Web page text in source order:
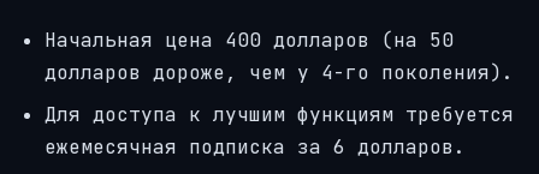
Начальная цена 400 долларов (на 50
долларов дороже, чем у 4-го поколения).
Для доступа к лучшим функциям требуется
ежемесячная подписка за 6 долларов.